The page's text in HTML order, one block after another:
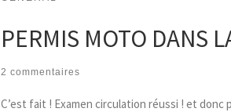
PERMIS MOTO DANS
2 commentaires
C’est fait ! Examen circulation réussi ! et